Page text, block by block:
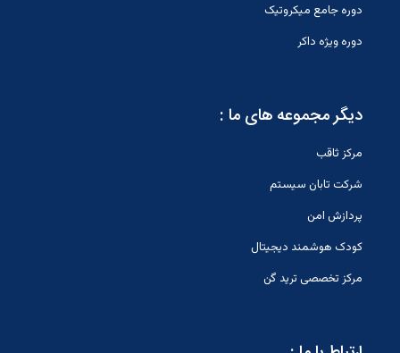
دوره جامع میکروتیک
دوره ویژه داکر
دیگر مجموعه های ما :
مرکز ثاقب
شرکت تابان سیستم
پردازش امن
کودک هوشمند دیجیتال
مرکز تخصصی ترید گن